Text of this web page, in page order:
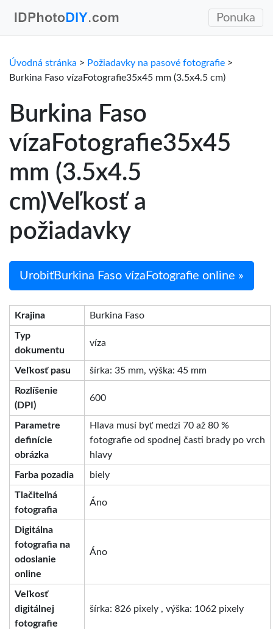
Ponuka
Úvodná stránka > Požiadavky na pasové fotografie >
Burkina Faso vízaFotografie35x45 mm (3.5x4.5 cm)
Burkina Faso
vízaFotografie35x45
mm (3.5x4.5
cm)Veľkosť a
požiadavky
UrobiťBurkina Faso vízaFotografie online »
Krajina Burkina Faso
Typ
dokumentu
víza
Veľkosť pasu šírka: 35 mm, výška: 45 mm
Rozlíšenie
(DPI)
600
Parametre
definície
obrázka
Hlava musí byť medzi 70 až 80 %
fotografie od spodnej časti brady po vrch
hlavy
Farba pozadia biely
Tlačiteľná
fotografia
Áno
Digitálna
fotografia na
odoslanie
online
Áno
Veľkosť
digitálnej
fotografie
šírka: 826 pixely , výška: 1062 pixely